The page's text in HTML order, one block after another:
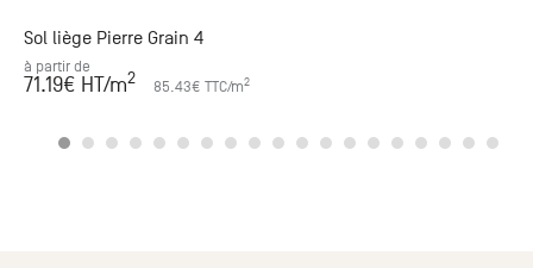
Sol liège Pierre Grain 4
à partir de
71.19€ HT/m2 85.43€ TTC/m2